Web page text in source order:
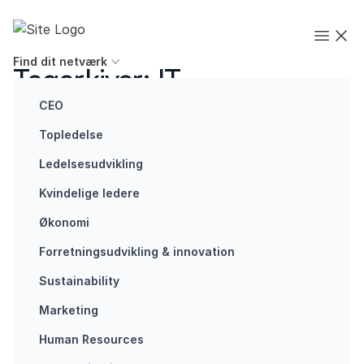
Executives' Global Network
Find dit netværk
CEO
Topledelse
Ledelsesudvikling
Kvindelige ledere
Økonomi
Forretningsudvikling ​& innovation​
Sustainability
Marketing
Human Resources
Tagarkiver: IT
Medlemshistorie
Janus
definerede
sit nye job
igennem
netværket
Sorensen.
Future of work
skal højt på
agendaen
mere digitalt.